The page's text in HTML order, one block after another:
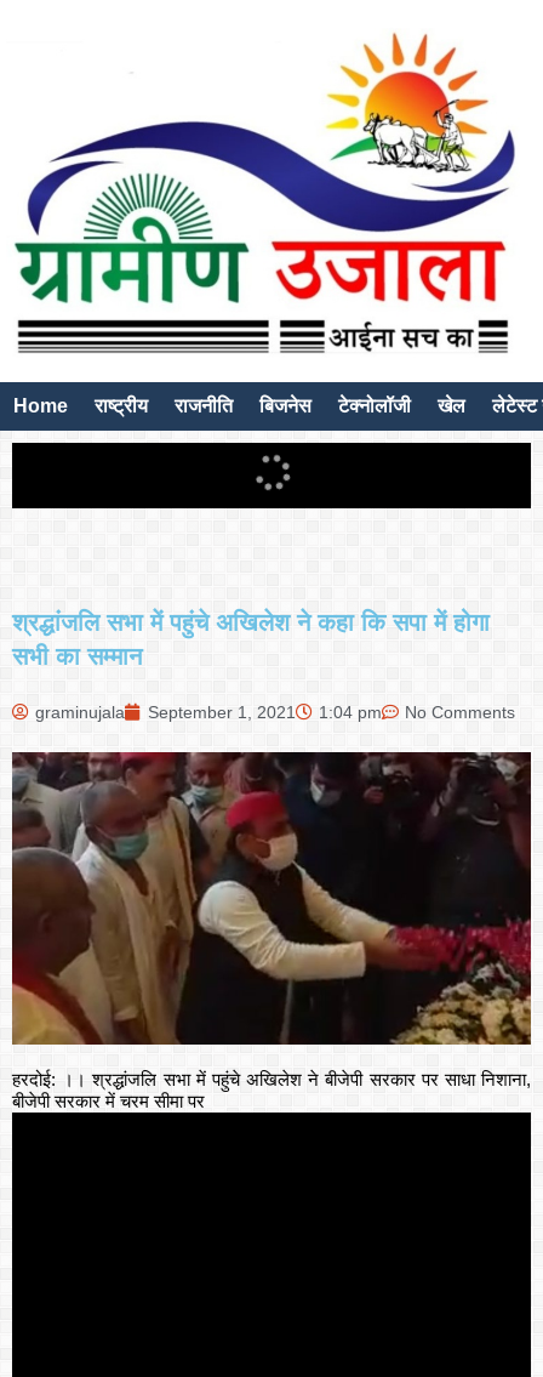
Home राष्ट्रीय राजनीति बिजनेस टेक्नोलॉजी खेल लेटेस्ट
श्रद्धांजलि सभा में पहुंचे अखिलेश ने कहा कि सपा में होगा
सभी का सम्मान
graminujala September 1, 2021 1:04 pm No Comments
हरदोई: ।। श्रद्धांजलि सभा में पहुंचे अखिलेश ने बीजेपी सरकार पर साधा निशाना,
बीजेपी सरकार में चरम सीमा पर